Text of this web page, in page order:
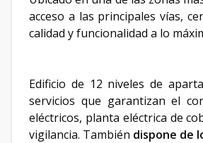
acceso a las principales vías,
calidad y funcionalidad a lo
Edificio de 12 niveles de
servicios que garantizan el
eléctricos, planta eléctrica de
vigilancia. También dispone de